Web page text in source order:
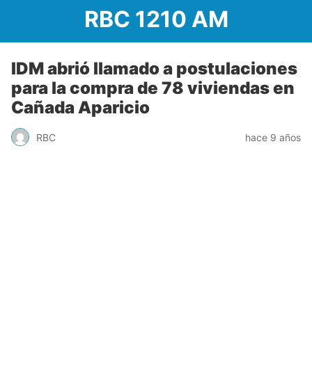
RBC 1210 AM
IDM abrió llamado a postulaciones
para la compra de 78 viviendas en
Cañada Aparicio
RBC hace 9 años